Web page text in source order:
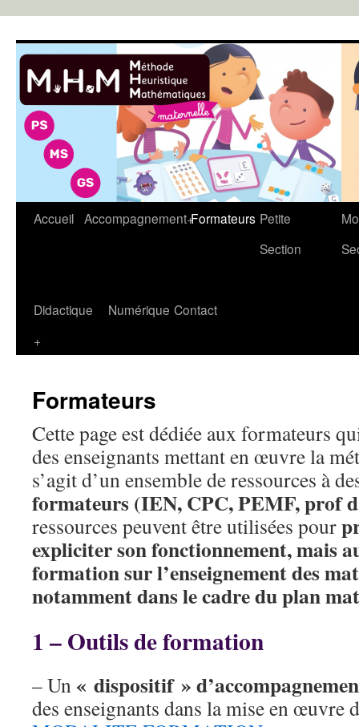
contenu
Accueil Accompagnement+Formateurs Petite
Section
Didactique
+
Numérique Contact
Formateurs
Cette page est dédiée aux formateurs
des enseignants mettant en œuvre la
s’agit d’un ensemble de ressources à
formateurs (IEN, CPC, PEMF, prof
ressources peuvent être utilisées pour
expliciter son fonctionnement, mais
formation sur l’enseignement des
notamment dans le cadre du plan
1 – Outils de formation
– Un « dispositif »
des enseignants dans la mise en œuvre